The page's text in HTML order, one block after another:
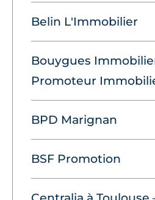
Belin L'Immobilier
Bouygues
Promoteur
BPD Marignan
BSF Promotion